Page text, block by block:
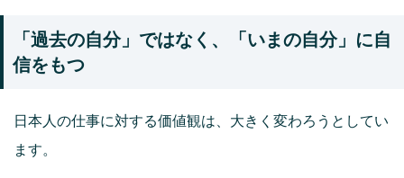
「過去の自分」ではなく、「いまの自分」に自
信をもつ
日本人の仕事に対する価値観は、大きく変わろうとしてい
ます。